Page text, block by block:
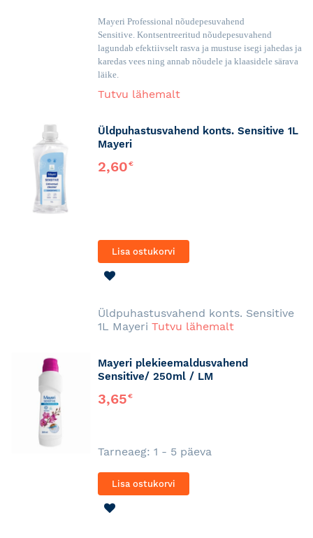
Mayeri Professional nõudepesuvahend
Sensitive. Kontsentreeritud nõudepesuvahend
lagundab efektiivselt rasva ja mustuse isegi jahedas ja
karedas vees ning annab nõudele ja klaasidele särava
läike.
Tutvu lähemalt
Üldpuhastusvahend konts. Sensitive 1L
Mayeri
2,60€
Lisa ostukorvi
Üldpuhastusvahend konts. Sensitive
1L Mayeri Tutvu lähemalt
Mayeri plekieemaldusvahend
Sensitive/ 250ml / LM
3,65€
Tarneaeg: 1 - 5 päeva
Lisa ostukorvi